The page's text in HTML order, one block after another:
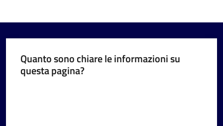
Quanto sono chiare le informazioni su
questa pagina?